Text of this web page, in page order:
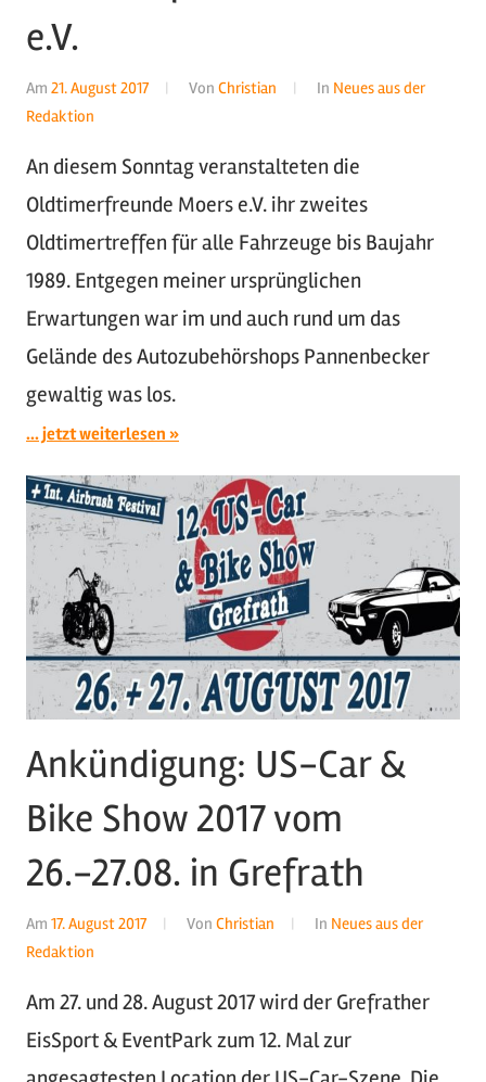
e.V.
Am 21. August 2017 Von Christian In Neues aus der
Redaktion
An diesem Sonntag veranstalteten die
Oldtimerfreunde Moers e.V. ihr zweites
Oldtimertreffen für alle Fahrzeuge bis Baujahr
1989. Entgegen meiner ursprünglichen
Erwartungen war im und auch rund um das
Gelände des Autozubehörshops Pannenbecker
gewaltig was los.
... jetzt weiterlesen
Ankündigung: US-Car &
Bike Show 2017 vom
26.-27.08. in Grefrath
Am 17. August 2017 Von Christian In Neues aus der
Redaktion
Am 27. und 28. August 2017 wird der Grefrather
EisSport & EventPark zum 12. Mal zur